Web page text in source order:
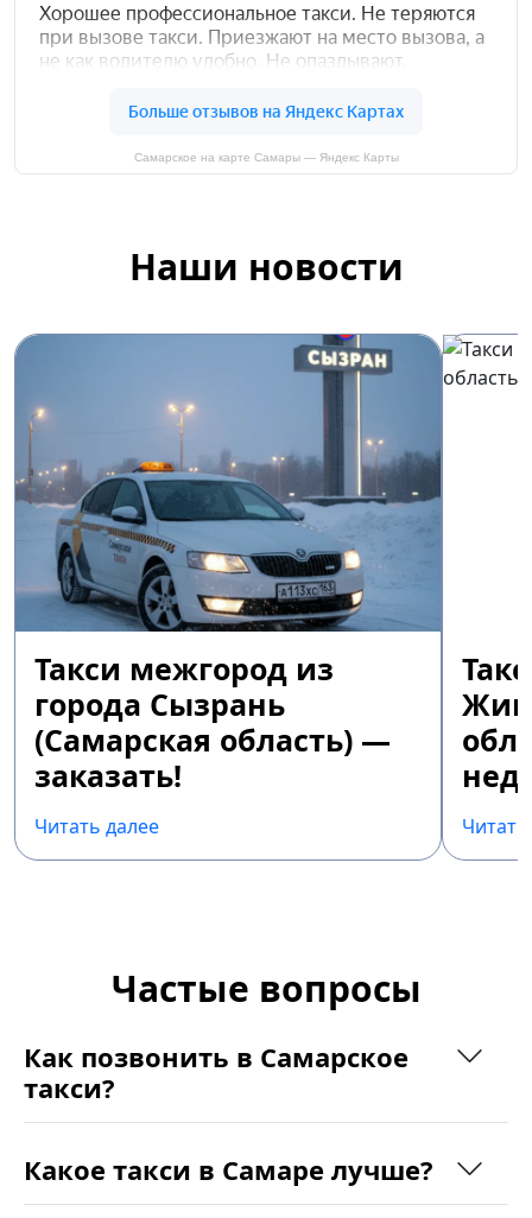
Самарское на карте Самары — Яндекс Карты
Наши новости
Такси межгород из
города Сызрань
(Самарская область) —
заказать!
Читать далее
Частые вопросы
Как позвонить в Самарское
такси?
Какое такси в Самаре лучше?